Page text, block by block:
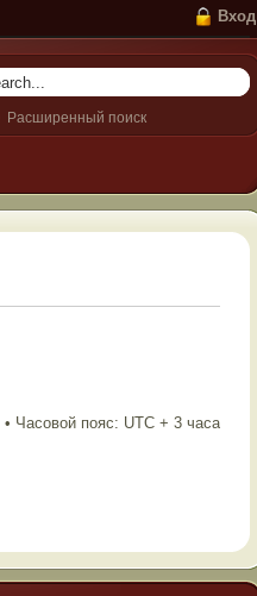
Вход
Расширенный поиск
• Часовой пояс: UTC + 3 часа